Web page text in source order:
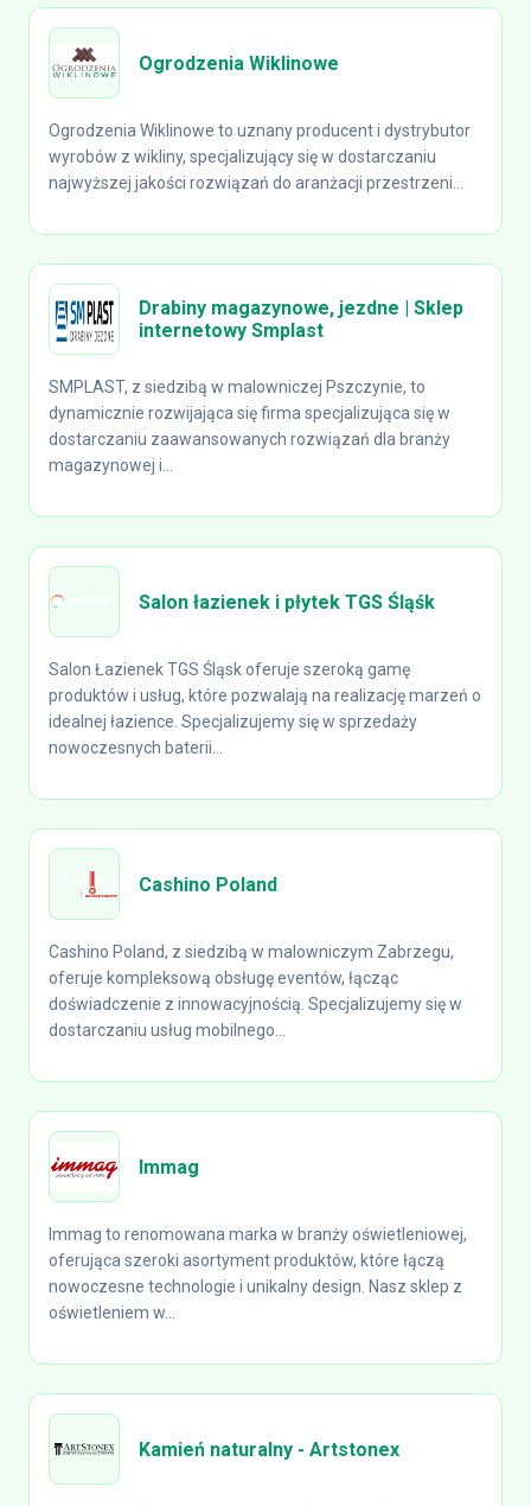
Ogrodzenia Wiklinowe
Ogrodzenia Wiklinowe to uznany producent i dystrybutor
wyrobów z wikliny, specjalizujący się w dostarczaniu
najwyższej jakości rozwiązań do aranżacji przestrzeni...
Drabiny magazynowe, jezdne | Sklep
internetowy Smplast
SMPLAST, z siedzibą w malowniczej Pszczynie, to
dynamicznie rozwijająca się firma specjalizująca się w
dostarczaniu zaawansowanych rozwiązań dla branży
magazynowej i...
Salon łazienek i płytek TGS Śląśk
Salon Łazienek TGS Śląsk oferuje szeroką gamę
produktów i usług, które pozwalają na realizację marzeń o
idealnej łazience. Specjalizujemy się w sprzedaży
nowoczesnych baterii...
Cashino Poland
Cashino Poland, z siedzibą w malowniczym Zabrzegu,
oferuje kompleksową obsługę eventów, łącząc
doświadczenie z innowacyjnością. Specjalizujemy się w
dostarczaniu usług mobilnego...
Immag
Immag to renomowana marka w branży oświetleniowej,
oferująca szeroki asortyment produktów, które łączą
nowoczesne technologie i unikalny design. Nasz sklep z
oświetleniem w...
Kamień naturalny - Artstonex